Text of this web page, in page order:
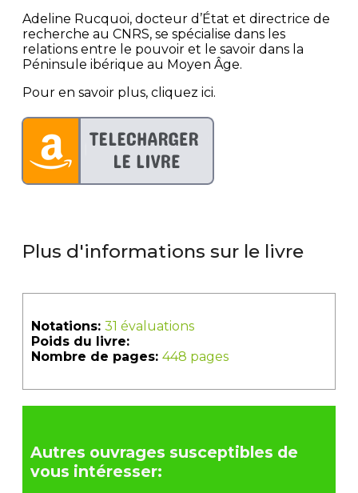
Adeline Rucquoi, docteur d’État et directrice de
recherche au CNRS, se spécialise dans les
relations entre le pouvoir et le savoir dans la
Péninsule ibérique au Moyen Âge.
Pour en savoir plus, cliquez ici.
Plus d'informations sur le livre
Notations: 31 évaluations
Poids du livre:
Nombre de pages: 448 pages
Autres ouvrages susceptibles de
vous intéresser: